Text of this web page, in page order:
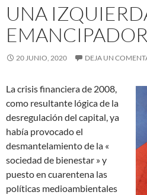
UNA
20 JUNIO, 2020 DEJA UN
La crisis financiera de 2008,
como resultante lógica de la
desregulación del capital, ya
había provocado el
desmantelamiento de la «
sociedad de bienestar » y
puesto en cuarentena las
políticas medioambientales